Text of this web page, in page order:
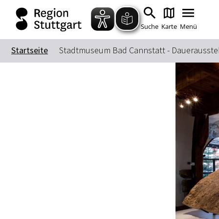
Suche Karte Menü
Startseite Stadtmuseum Bad Cannstatt -